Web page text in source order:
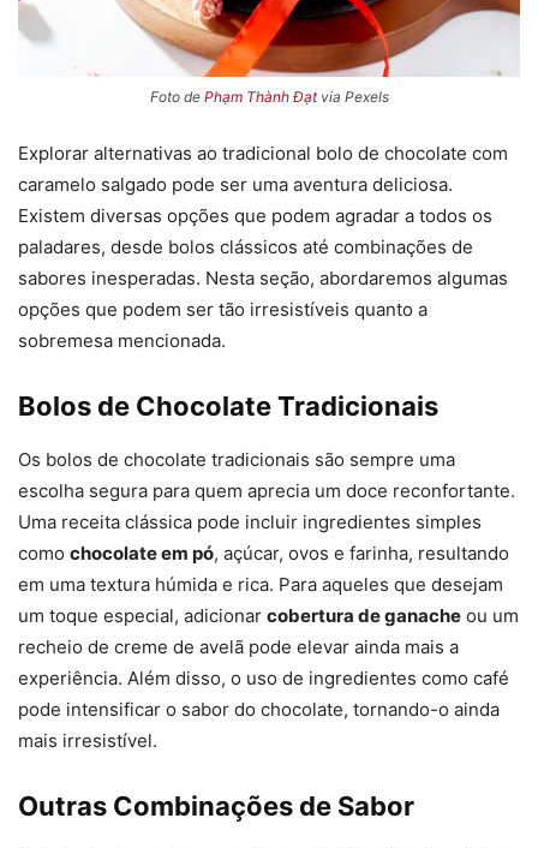
Foto de Phạm Thành Đạtvia Pexels
Explorar alternativas ao tradicional bolo de chocolate com
caramelo salgado pode ser uma aventura deliciosa.
Existem diversas opções que podem agradar a todos os
paladares, desde bolos clássicos até combinações de
sabores inesperadas. Nesta seção, abordaremos algumas
opções que podem ser tão irresistíveis quanto a
sobremesa mencionada.
Bolos de Chocolate Tradicionais
Os bolos de chocolate tradicionais são sempre uma
escolha segura para quem aprecia um doce reconfortante.
Uma receita clássica pode incluir ingredientes simples
como chocolate em pó, açúcar, ovos e farinha, resultando
em uma textura húmida e rica. Para aqueles que desejam
um toque especial, adicionar cobertura de ganache ou um
recheio de creme de avelã pode elevar ainda mais a
experiência. Além disso, o uso de ingredientes como café
pode intensificar o sabor do chocolate, tornando-o ainda
mais irresistível.
Outras Combinações de Sabor